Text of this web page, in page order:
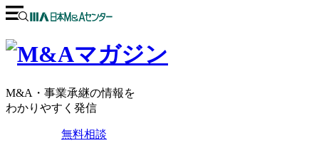
M&A・事業承継の情報を
わかりやすく発信
無料相談